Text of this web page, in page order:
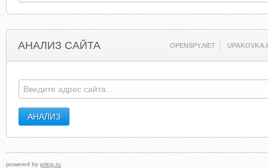
АНАЛИЗ САЙТА OPENSPY.NET
powered by prlog.ru